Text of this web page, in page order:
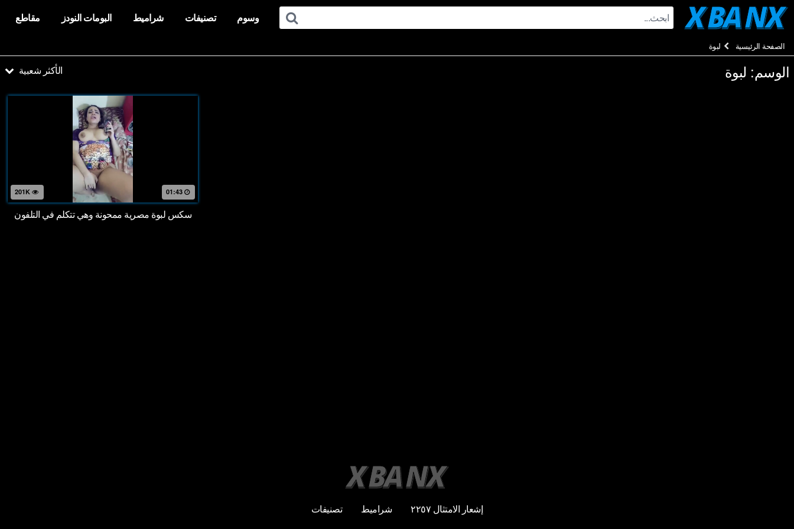
Skip
مقاطع البومات النودز شراميط تصنيفات وسوم
الصفحة الرئيسية لبوة
الوسم: لبوة الأكثر شعبية
01:43
سكس لبوة مصرية ممحونة وهي تتكلم في التلفون
إشعار الامتثال ٢٢٥٧ شراميط تصنيفات